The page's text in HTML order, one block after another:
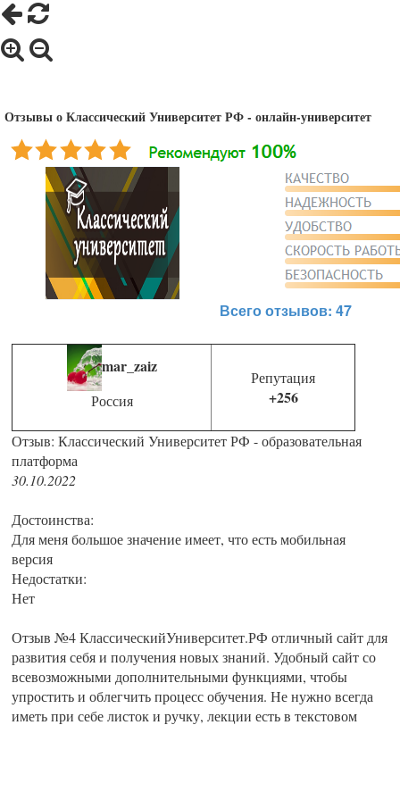
Отзывы о Классический Университет РФ - онлайн-университет
Всего отзывов: 47
mar_zaiz
Россия
Репутация
+256
Отзыв: Классический Университет РФ - образовательная
платформа
30.10.2022
Достоинства:
Для меня большое значение имеет, что есть мобильная
версия
Недостатки:
Нет
Отзыв №4 КлассическийУниверситет.РФ отличный сайт для
развития себя и получения новых знаний. Удобный сайт со
всевозможными дополнительными функциями, чтобы
упростить и облегчить процесс обучения. Не нужно всегда
иметь при себе листок и ручку, лекции есть в текстовом